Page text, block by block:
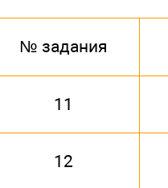
№ задания
11
12